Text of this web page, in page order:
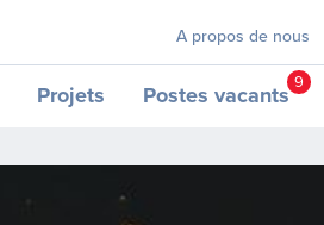
A propos de nous
Projets Postes vacants9